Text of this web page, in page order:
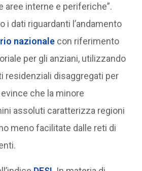
aree interne e periferiche”.
i dati riguardanti l’andamento
nazionale con riferimento
per gli anziani, utilizzando
residenziali disaggregati per
che la minore
assoluti caratterizza regioni
meno facilitate dalle reti di